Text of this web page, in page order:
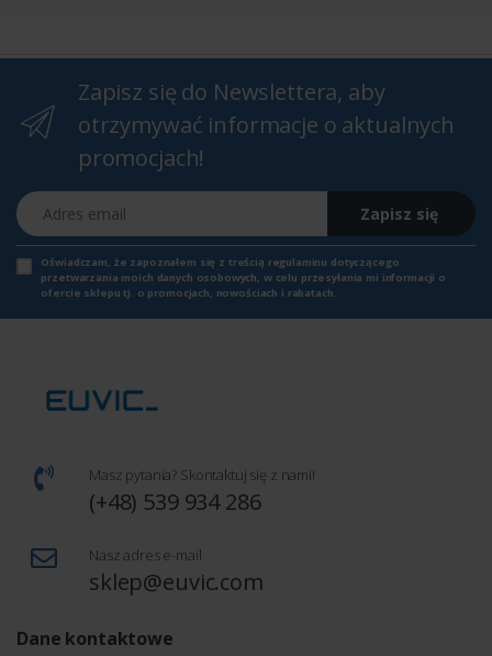
Zapisz się do Newslettera, aby
otrzymywać informacje o aktualnych
promocjach!
Adres email
Zapisz się
Oświadczam, że zapoznałem się z treścią regulaminu dotyczącego
przetwarzania moich danych osobowych, w celu przesyłania mi informacji o
ofercie sklepu tj. o promocjach, nowościach i rabatach.
Masz pytania? Skontaktuj się z nami!
(+48) 539 934 286
Nasz adres e-mail
sklep@euvic.com
Dane kontaktowe